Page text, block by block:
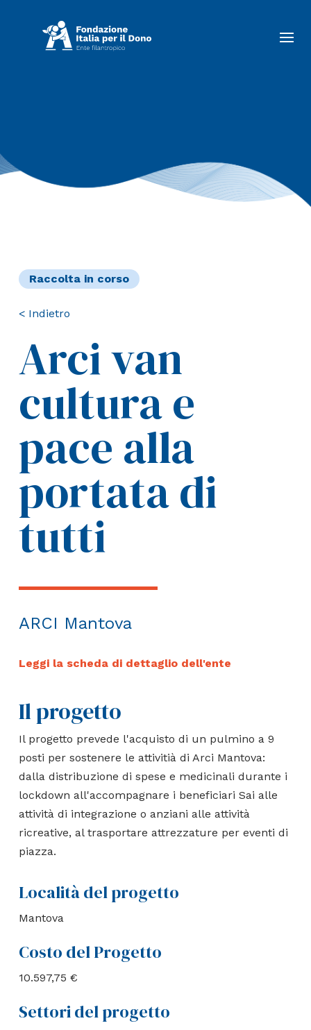
< Indietro
Raccolta in corso
Arci van
cultura e
pace alla
portata di
tutti
ARCI Mantova
Leggi la scheda di dettaglio dell'ente
Il progetto
Il progetto prevede l'acquisto di un pulmino a 9
posti per sostenere le attivitià di Arci Mantova:
dalla distribuzione di spese e medicinali durante i
lockdown all'accompagnare i beneficiari Sai alle
attività di integrazione o anziani alle attività
ricreative, al trasportare attrezzature per eventi di
piazza.
Località del progetto
Mantova
Costo del Progetto
10.597,75 €
Settori del progetto